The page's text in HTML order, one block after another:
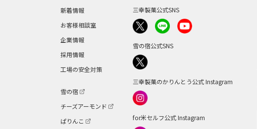
新着情報
お客様相談室
企業情報
採用情報
工場の安全対策
雪の宿
チーズアーモンド
ぱりんこ
三幸製菓公式SNS
雪の宿公式SNS
三幸製菓のかりんとう公式 Instagram
for米セルフ公式 Instagram